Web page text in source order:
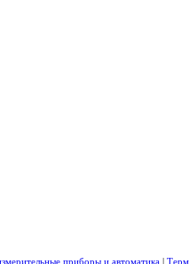
приборы и автоматика |